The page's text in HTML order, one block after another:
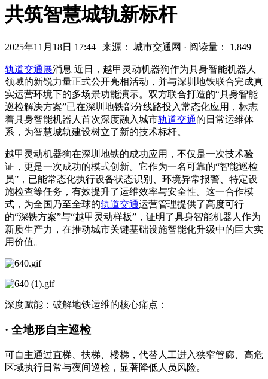
共筑智慧城轨新标杆
2025年11月18日 17:44 | 来源： 城市交通网 · 阅读量： 1,849
轨道交通展消息 近日，越甲灵动机器狗作为具身智能机器人
领域的新锐力量正式公开亮相活动，并与深圳地铁联合完成真
实运营环境下的多场景功能演示。双方联合打造的“具身智能
巡检解决方案”已在深圳地铁部分线路投入常态化应用，标志
着具身智能机器人首次深度融入城市轨道交通的日常运维体
系，为智慧城轨建设树立了新的技术标杆。
越甲灵动机器狗在深圳地铁的成功应用，不仅是一次技术验
证，更是一次成功的模式创新。它作为一名可靠的“智能巡检
员”，已能常态化执行设备状态识别、环境异常报警、特定设
施检查等任务，有效提升了运维效率与安全性。这一合作模
式，为全国乃至全球的轨道交通运营管理提供了高度可行
的“深铁方案”与“越甲灵动样板”，证明了具身智能机器人作为
新质生产力，在推动城市关键基础设施智能化升级中的巨大实
用价值。
深度赋能：破解地铁运维的核心痛点：
· 全地形自主巡检
可自主通过直梯、扶梯、楼梯，代替人工进入狭窄管廊、高危
区域执行日常与夜间巡检，显著降低人员风险。